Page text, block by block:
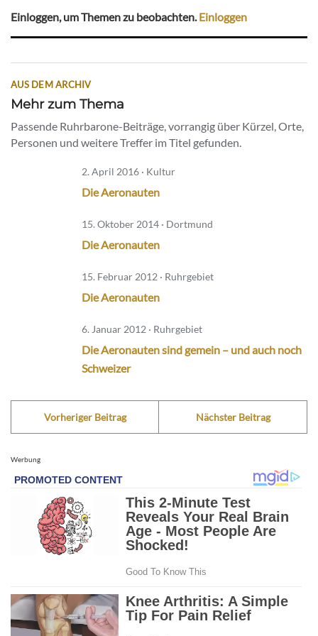
Einloggen, um Themen zu beobachten.Einloggen
AUS DEM ARCHIV
Mehr zum Thema
Passende Ruhrbarone-Beiträge, vorrangig über Kürzel, Orte,
Personen und weitere Treffer im Titel gefunden.
2. April 2016 · Kultur
Die Aeronauten
15. Oktober 2014 · Dortmund
Die Aeronauten
15. Februar 2012 · Ruhrgebiet
Die Aeronauten
6. Januar 2012 · Ruhrgebiet
Die Aeronauten sind gemein – und auch noch
Schweizer
Vorheriger Beitrag Nächster Beitrag
Werbung